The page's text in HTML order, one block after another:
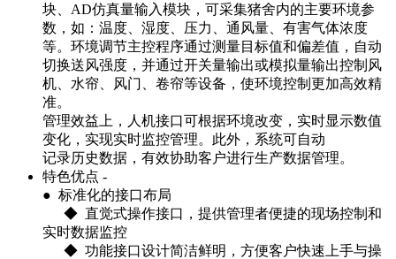
块、AD仿真量输入模块，可采集猪舍内的主要环境参
数，如：温度、湿度、压力、通风量、有害气体浓度
等。环境调节主控程序通过测量目标值和偏差值，自动
切换送风强度，并通过开关量输出或模拟量输出控制风
机、水帘、风门、卷帘等设备，使环境控制更加高效精
准。
管理效益上，人机接口可根据环境改变，实时显示数值
变化，实现实时监控管理。此外，系统可自动
记录历史数据，有效协助客户进行生产数据管理。
特色优点 -
● 标准化的接口布局
◆ 直觉式操作接口，提供管理者便捷的现场控制和
实时数据监控
◆ 功能接口设计简洁鲜明，方便客户快速上手与操